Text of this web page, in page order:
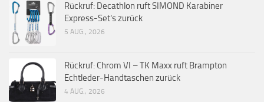
Rückruf: Decathlon ruft SIMOND Karabiner
Express-Set’s zurück
5 AUG., 2026
Rückruf: Chrom VI – TK Maxx ruft Brampton
Echtleder-Handtaschen zurück
4 AUG., 2026